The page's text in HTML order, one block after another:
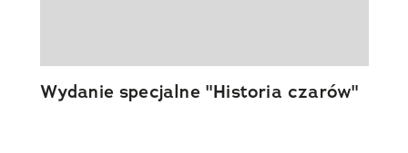
Wydanie specjalne "Historia czarów"